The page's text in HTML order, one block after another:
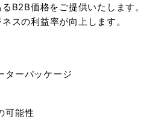
B2B価格をご提供いたします。
スの利益率が向上します。
ターパッケージ
可能性